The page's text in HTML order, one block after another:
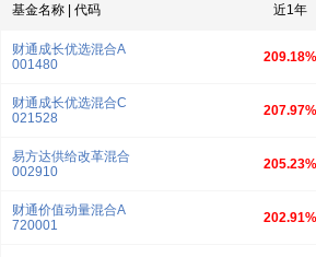
基金名称 | 代码 近1年
财通成长优选混合A
001480
209.18%
财通成长优选混合C
021528
207.97%
易方达供给改革混合
002910
205.23%
财通价值动量混合A
720001
202.91%